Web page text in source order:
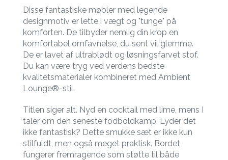
Disse fantastiske møbler med legende
designmotiv er lette i vægt og "tunge" på
komforten. De tilbyder nemlig din krop en
komfortabel omfavnelse, du sent vil glemme.
De er lavet af ultrablødt og løsningsfarvet stof.
Du kan være tryg ved verdens bedste
kvalitetsmaterialer kombineret med Ambient
Lounge®-stil.
Titlen siger alt. Nyd en cocktail med lime, mens I
taler om den seneste fodboldkamp. Lyder det
ikke fantastisk? Dette smukke sæt er ikke kun
stilfuldt, men også meget praktisk. Bordet
fungerer fremragende som støtte til både